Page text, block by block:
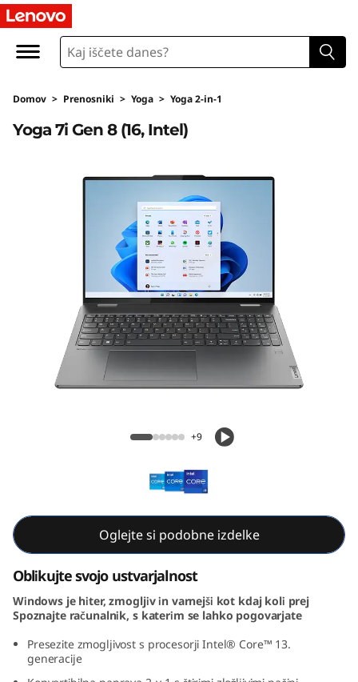
Y
g
a
n
e
Domov > Prenosniki > Yoga > Yoga 2-in-1
Yoga 7i Gen 8 (16, Intel)
Yoga 7i Gen 8 (16, Intel)
+9
Oglejte si podobne izdelke
Oblikujte svojo ustvarjalnost
Windows je hiter, zmogljiv in varnejši kot kdaj koli prej
Spoznajte računalnik, s katerim se lahko pogovarjate
Presezite zmogljivost s procesorji Intel® Core™ 13.
generacije